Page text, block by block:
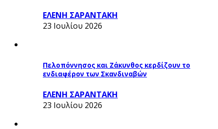
ΕΛΕΝΗ ΣΑΡΑΝΤΑΚΗ
23 Ιουλίου 2026
Πελοπόννησος και Ζάκυνθος κερδίζουν το
ενδιαφέρον των Σκανδιναβών
ΕΛΕΝΗ ΣΑΡΑΝΤΑΚΗ
23 Ιουλίου 2026